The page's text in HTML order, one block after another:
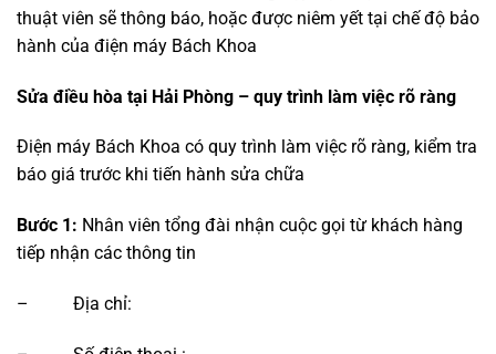
thuật viên sẽ thông báo, hoặc được niêm yết tại chế độ bảo
hành của điện máy Bách Khoa
Sửa điều hòa tại Hải Phòng – quy trình làm việc rõ ràng
Điện máy Bách Khoa có quy trình làm việc rõ ràng, kiểm tra
báo giá trước khi tiến hành sửa chữa
Bước 1: Nhân viên tổng đài nhận cuộc gọi từ khách hàng
tiếp nhận các thông tin
– Địa chỉ: